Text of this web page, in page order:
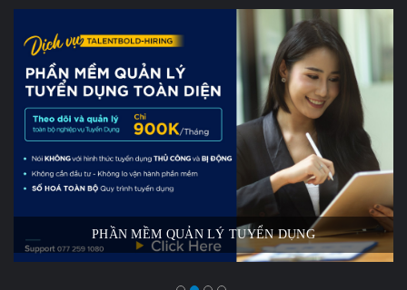
PHẦN MỀM QUẢN LÝ TUYỂN DỤNG